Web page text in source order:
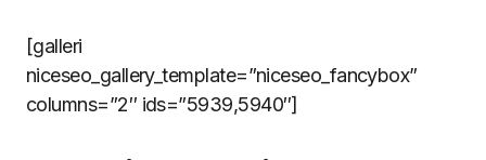
[galleri
niceseo_gallery_template=”niceseo_fancybox”
columns=”2″ ids=”5939,5940″]